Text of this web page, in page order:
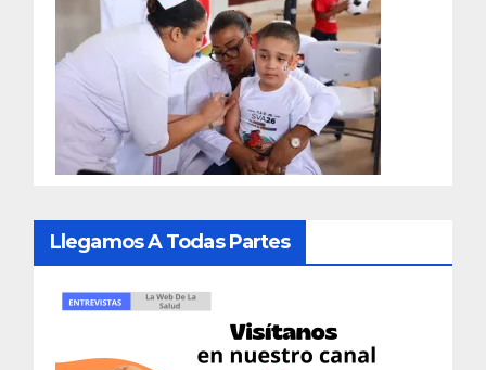
Llegamos A Todas Partes